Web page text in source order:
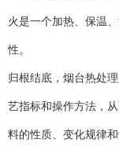
火是一个加热、保温
性。
归根结底，烟台热处
艺指标和操作方法，
料的性质、变化规律